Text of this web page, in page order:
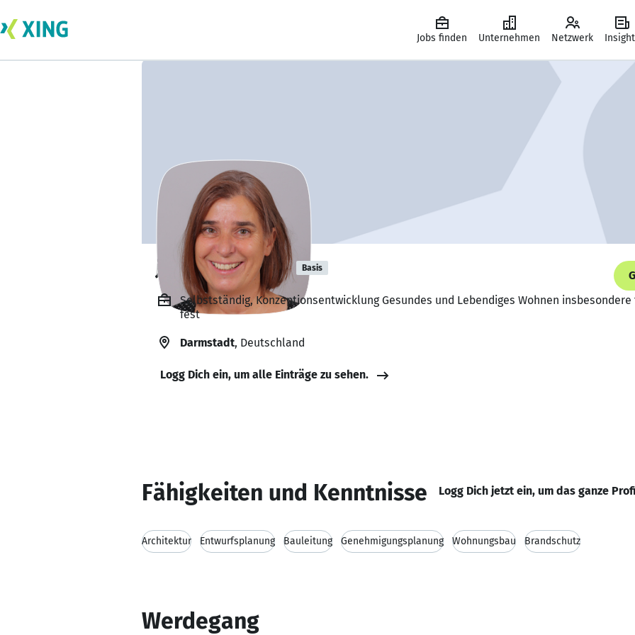
Jobs finden Unternehmen Netzwerk
jutta Lieberum Basis
Selbstständig, Konzeptionsentwicklung Gesundes und Lebendiges Wohnen
fest
Darmstadt, Deutschland
Logg Dich ein, um alle Einträge zu sehen.
Fähigkeiten und Kenntnisse Logg Dich jetzt ein, um das ganze
Architektur Entwurfsplanung Bauleitung Genehmigungsplanung Wohnungsbau Brandschutz
Werdegang